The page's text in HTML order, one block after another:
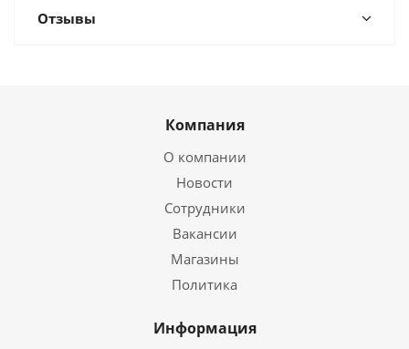
Отзывы
Компания
О компании
Новости
Сотрудники
Вакансии
Магазины
Политика
Информация